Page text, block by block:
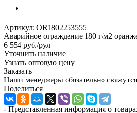
Артикул: OR1802253555
Аварийное ограждение 180 г/м2
6 554 руб./рул.
Уточнить наличие
Узнать оптовую цену
Заказать
Наши менеджеры обязательно
Поделиться
- Представленная информация о